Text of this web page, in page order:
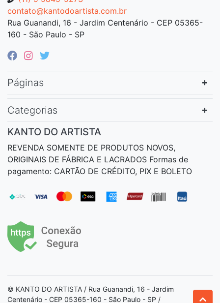
contato@kantodoartista.com.br
Rua Guanandi, 16 - Jardim Centenário - CEP 05365-
160 - São Paulo - SP
Páginas
Categorias
KANTO DO ARTISTA
REVENDA SOMENTE DE PRODUTOS NOVOS,
ORIGINAIS DE FÁBRICA E LACRADOS Formas de
pagamento: CARTÃO DE CRÉDITO, PIX E BOLETO
© KANTO DO ARTISTA / Rua Guanandi, 16 - Jardim
Centenário - CEP 05365-160 - São Paulo - SP /